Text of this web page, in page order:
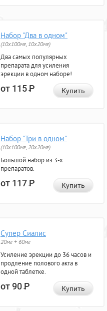
Набор "Два в одном"
(10x100мг, 10x20мг)
Два самых популярных
препарата для усиления
эрекции в одном наборе!
от 115Р Купить
Набор "Три в одном"
(10x100мг, 20x20мг)
Большой набор из 3-х
препаратов.
от 117Р Купить
Супер Сиалис
20мг + 60мг
Усиление эрекции до 36 часов и
продление полового акта в
одной таблетке.
от 90Р Купить